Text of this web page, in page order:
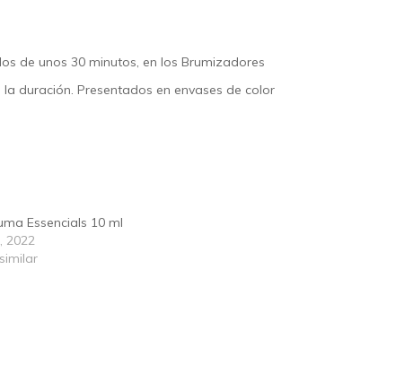
de unos 30 minutos, en los Brumizadores
duración. Presentados en envases de color
Essencials 10 ml
2022